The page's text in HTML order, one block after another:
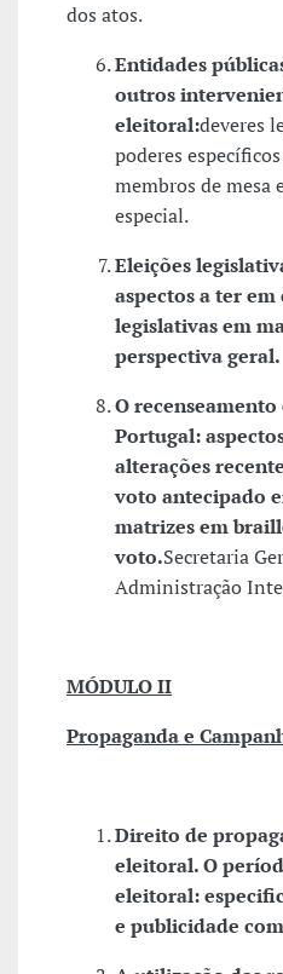
dos atos.
Entidades
outros
eleitoral:deveres
poderes
membros de mesa
especial.
Eleições
aspectos a ter
legislativas em
perspectiva geral.
O
Portugal:
alterações
voto antecipado
matrizes em
voto.Secretaria
Administração
MÓDULO II
Propaganda e
Direito de
eleitoral. O
eleitoral:
e publicidade